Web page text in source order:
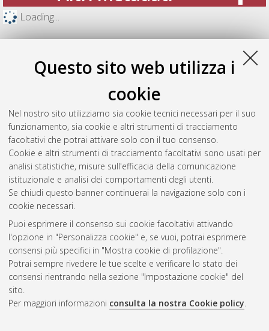
Questo sito web utilizza i
cookie
Nel nostro sito utilizziamo sia cookie tecnici necessari per il suo
funzionamento, sia cookie e altri strumenti di tracciamento
facoltativi che potrai attivare solo con il tuo consenso.
Cookie e altri strumenti di tracciamento facoltativi sono usati per
analisi statistiche, misure sull'efficacia della comunicazione
istituzionale e analisi dei comportamenti degli utenti.
Se chiudi questo banner continuerai la navigazione solo con i
cookie necessari.
Puoi esprimere il consenso sui cookie facoltativi attivando
l'opzione in "Personalizza cookie" e, se vuoi, potrai esprimere
consensi più specifici in "Mostra cookie di profilazione".
Potrai sempre rivedere le tue scelte e verificare lo stato dei
consensi rientrando nella sezione "Impostazione cookie" del
sito.
Per maggiori informazioni consulta la nostra Cookie policy.
Loading...
Gestione del documento:
Atom
Rss 1.0
Rss 2.0
AMS Laurea